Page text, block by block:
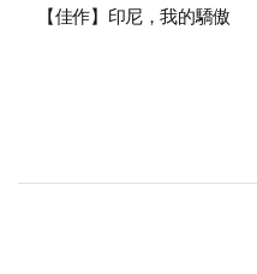
【佳作】印尼，我的驕傲